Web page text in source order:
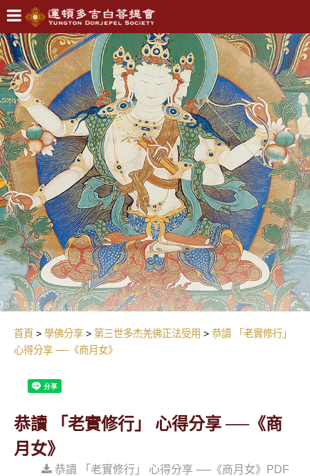
首頁 學佛分享 第三世多杰羌佛正法受用
恭讀 「老實修行」
心得分享 ──《商月女》
恭讀 「老實修行」 心得分享 ──《商
月女》
恭讀 「老實修行」 心得分享 ──《商月女》PDF